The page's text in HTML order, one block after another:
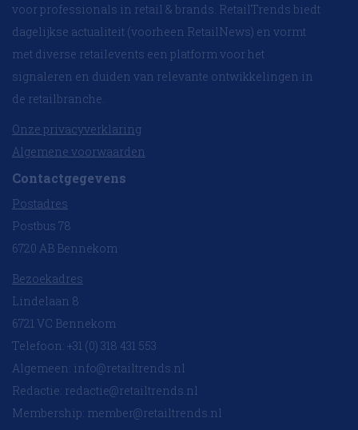
voor professionals in retail & brands. RetailTrends biedt
dagelijkse actualiteit (voorheen RetailNews) en vormt
met diverse retailevents een platform voor het
signaleren en duiden van relevante ontwikkelingen in
de retailbranche.
Onze privacyverklaring
Algemene voorwaarden
Contactgegevens
Postadres
Postbus 78
6720 AB Bennekom
Bezoekadres
Lindelaan 8
6721 VC Bennekom
Telefoon: +31 (0) 318 431 553
Algemeen: info@retailtrends.nl
Redactie: redactie@retailtrends.nl
Membership: member@retailtrends.nl